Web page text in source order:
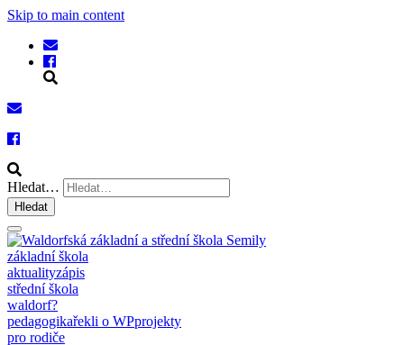
Skip to main content
Hledat…
Hledat
základní škola
aktualityzápis
střední škola
waldorf?
pedagogikařekli o WPprojekty
pro rodiče